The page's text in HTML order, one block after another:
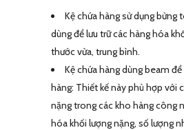
Kệ chứa hàng sử dụng bửng
dùng để lưu trữ các hàng hóa
thước vừa, trung bình.
Kệ chứa hàng dùng beam
hàng: Thiết kế này phù hợp với
nặng trong các kho hàng công
hóa khối lượng nặng, số lượng